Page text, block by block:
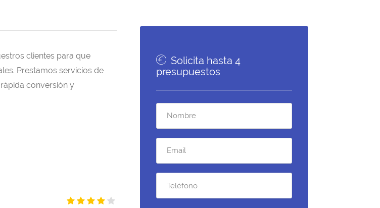
clientes para que
Prestamos servicios de
conversión y
Solicita hasta 4
presupuestos